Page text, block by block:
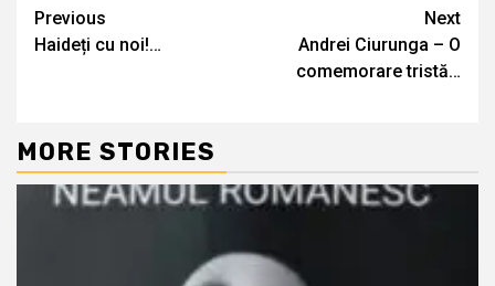
Continue
Reading
Previous
Haideți cu noi!…
Next
Andrei Ciurunga – O
comemorare tristă…
MORE STORIES